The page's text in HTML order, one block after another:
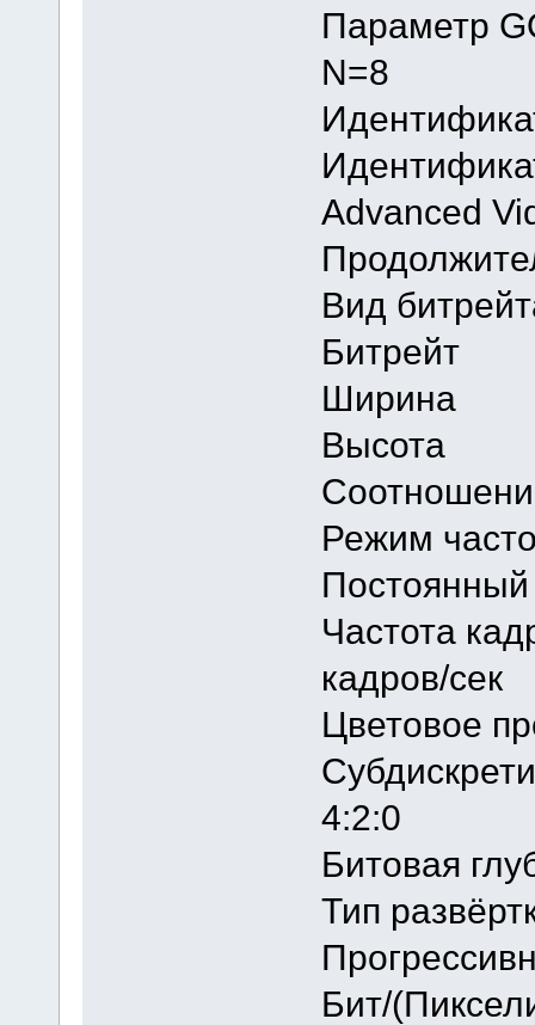
N=8
Advanced
Вид
Режим
Постоянный
кадров/сек
4:2:0
Тип
Бит/